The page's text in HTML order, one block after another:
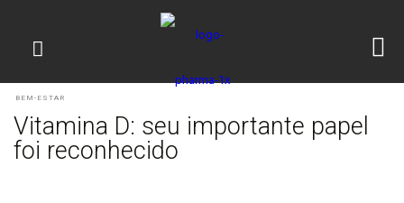
BEM-ESTAR
Vitamina D: seu importante papel
foi reconhecido